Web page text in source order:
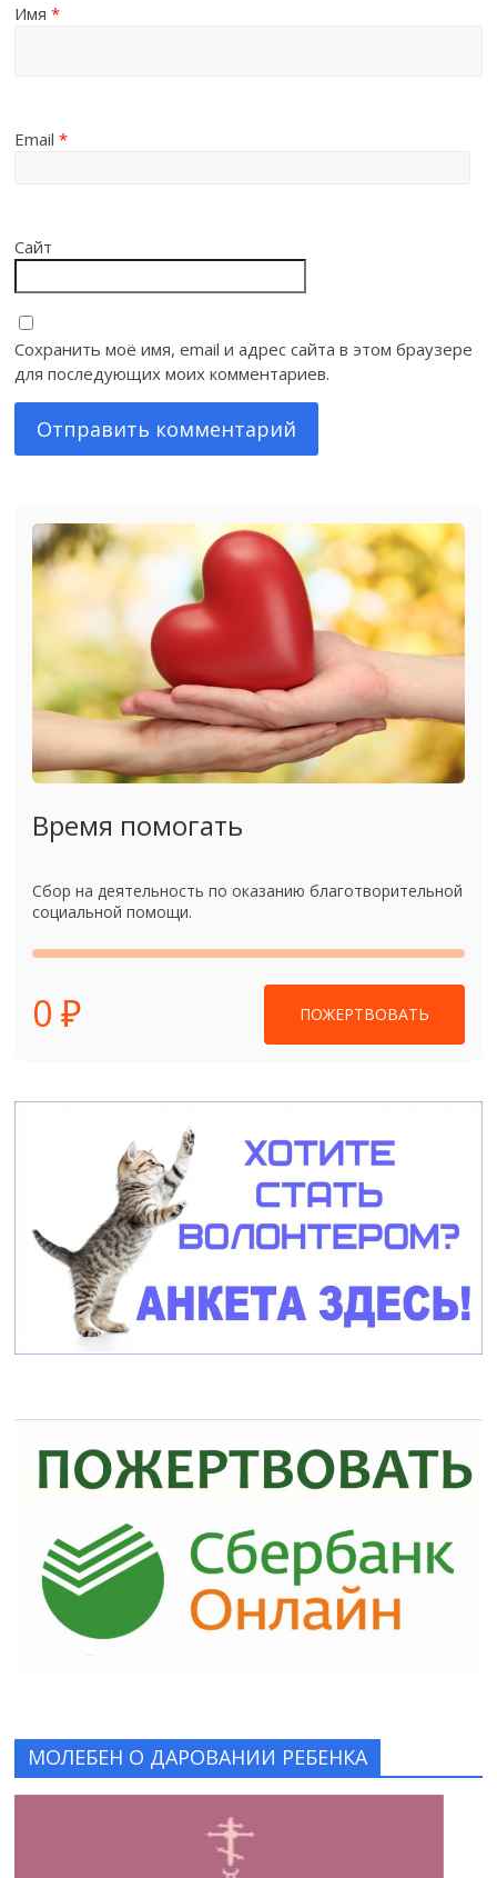
Имя*
Email*
Сайт
Сохранить моё имя, email и адрес сайта в этом браузере
для последующих моих комментариев.
Время помогать
Сбор на деятельность по оказанию благотворительной
социальной помощи.
0 ₽ ПОЖЕРТВОВАТЬ
МОЛЕБЕН О ДАРОВАНИИ РЕБЕНКА